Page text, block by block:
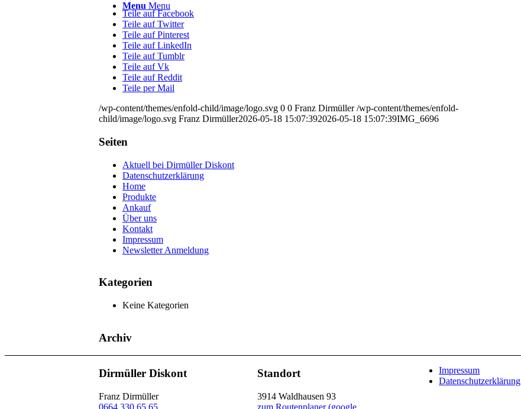
Menu Menu
Teile auf Facebook
Teile auf Twitter
Teile auf Pinterest
Teile auf LinkedIn
Teile auf Tumblr
Teile auf Vk
Teile auf Reddit
Teile per Mail
/wp-content/themes/enfold-child/image/logo.svg 0 0 Franz Dirmüller /wp-content/themes/enfold-
child/image/logo.svg Franz Dirmüller2026-05-18 15:07:392026-05-18 15:07:39IMG_6696
Seiten
Aktuell bei Dirmüller Diskont
Datenschutzerklärung
Home
Produkte
Ankauf
Über uns
Kontakt
Impressum
Newsletter Anmeldung
Kategorien
Keine Kategorien
Archiv
Dirmüller Diskont
Franz Dirmüller
0664 330 65 65
Standort
3914 Waldhausen 93
zum Routenplaner (google
Impressum
Datenschutzerklärung